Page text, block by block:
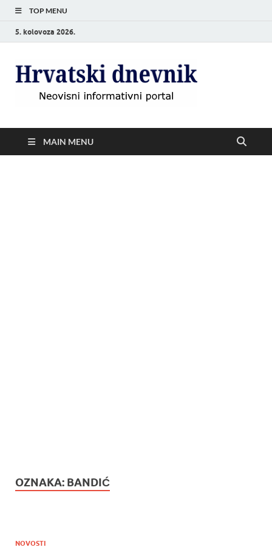
TOP MENU
5. kolovoza 2026.
MAIN MENU
OZNAKA: BANDIĆ
NOVOSTI